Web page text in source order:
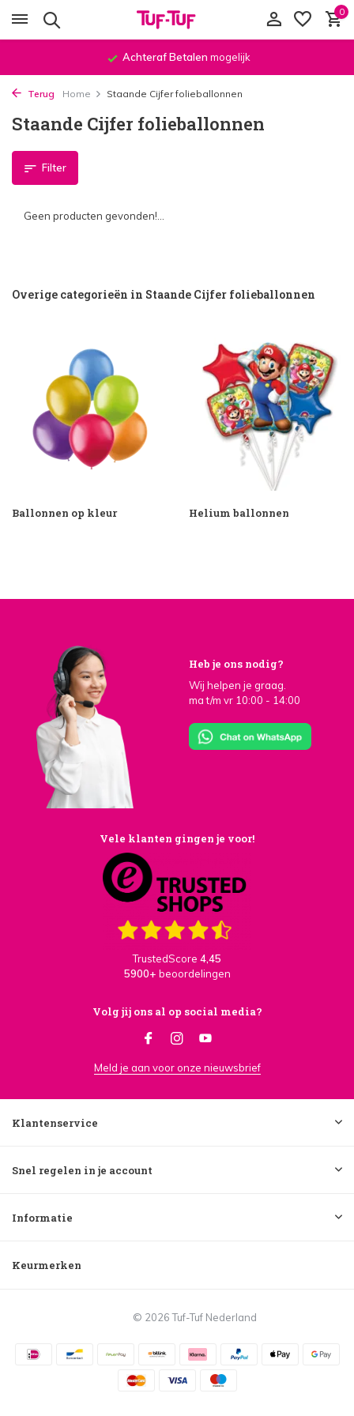
0
Achteraf Betalen mogelijk
Terug Home Staande Cijfer folieballonnen
Staande Cijfer folieballonnen
Filter
Geen producten gevonden!...
Overige categorieën in Staande Cijfer folieballonnen
Ballonnen op kleur Helium ballonnen
Heb je ons nodig?
Wij helpen je graag.
ma t/m vr 10:00 - 14:00
Vele klanten gingen je voor!
TrustedScore 4,45
5900+ beoordelingen
Volg jij ons al op social media?
Meld je aan voor onze nieuwsbrief
Klantenservice
Snel regelen in je account
Informatie
Keurmerken
© 2026 Tuf-Tuf Nederland